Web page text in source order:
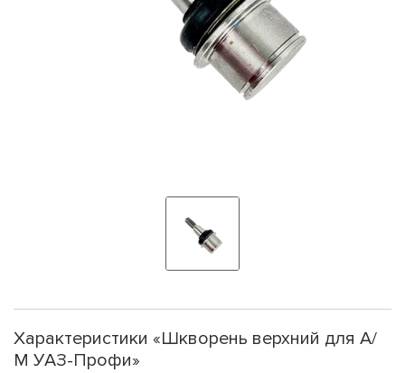
Характеристики «Шкворень верхний для А/
М УАЗ-Профи»